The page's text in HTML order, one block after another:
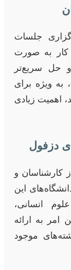
جلسات
کار به صورت
حل سریع‌تر
به ویژه برای
اهمیت زیادی
دزفول
کارشناسان و
این
انسانی،
به ارائه
موجود